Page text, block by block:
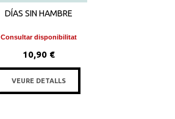
DÍAS SIN HAMBRE
Consultar disponibilitat
10,90 €
VEURE DETALLS